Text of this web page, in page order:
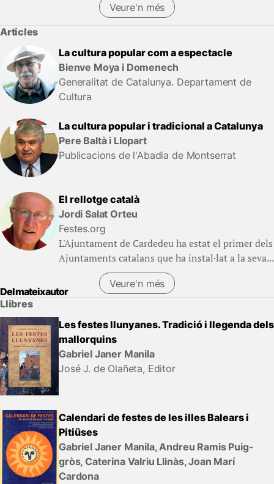
Veure'n més
Articles
La cultura popular com a espectacle
Bienve Moya i Domenech
Generalitat de Catalunya. Departament de
Cultura
La cultura popular i tradicional a Catalunya
Pere Baltà i Llopart
Publicacions de l'Abadia de Montserrat
El rellotge català
Jordi Salat Orteu
Festes.org
L'Ajuntament de Cardedeu ha estat el primer dels
Ajuntaments catalans que ha instal·lat a la seva...
Veure'n més
Del mateix autor
Llibres
Les festes llunyanes. Tradició i llegenda dels
mallorquins
Gabriel Janer Manila
José J. de Olañeta, Editor
Calendari de festes de les illes Balears i
Pitiüses
Gabriel Janer Manila, Andreu Ramis Puig-
gròs, Caterina Valriu Llinàs, Joan Marí
Cardona